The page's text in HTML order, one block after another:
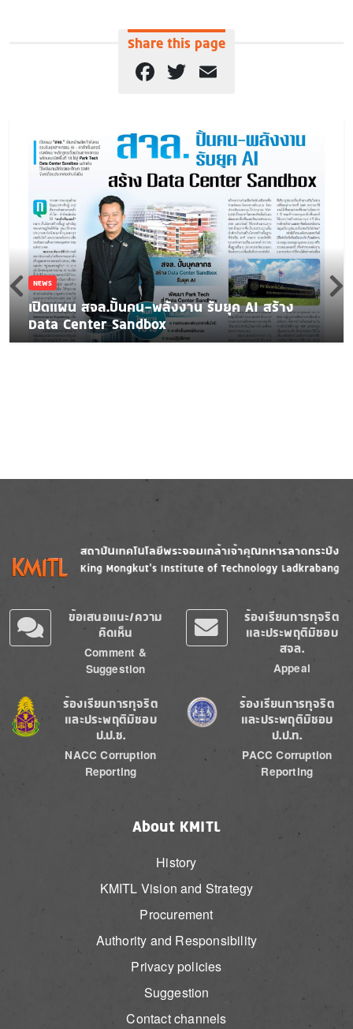
Share this page
Facebook
Twitter
NEWS
เปิดแผน สจล.ปั้นคน-พลังงาน รับยุค AI สร้าง
Data Center Sandbox
Image
ข้อเสนอแนะ/ความ
คิดเห็น
Comment &
Suggestion
ร้องเรียนการทุจริต
และประพฤติมิชอบ
สจล.
Appeal
Image
ร้องเรียนการทุจริต
และประพฤติมิชอบ
ป.ป.ช.
NACC Corruption
Reporting
Image
ร้องเรียนการทุจริต
และประพฤติมิชอบ
ป.ป.ท.
PACC Corruption
Reporting
About KMITL
History
KMITL Vision and Strategy
Procurement
Authority and Responsibility
Privacy policies
Suggestion
Contact channels